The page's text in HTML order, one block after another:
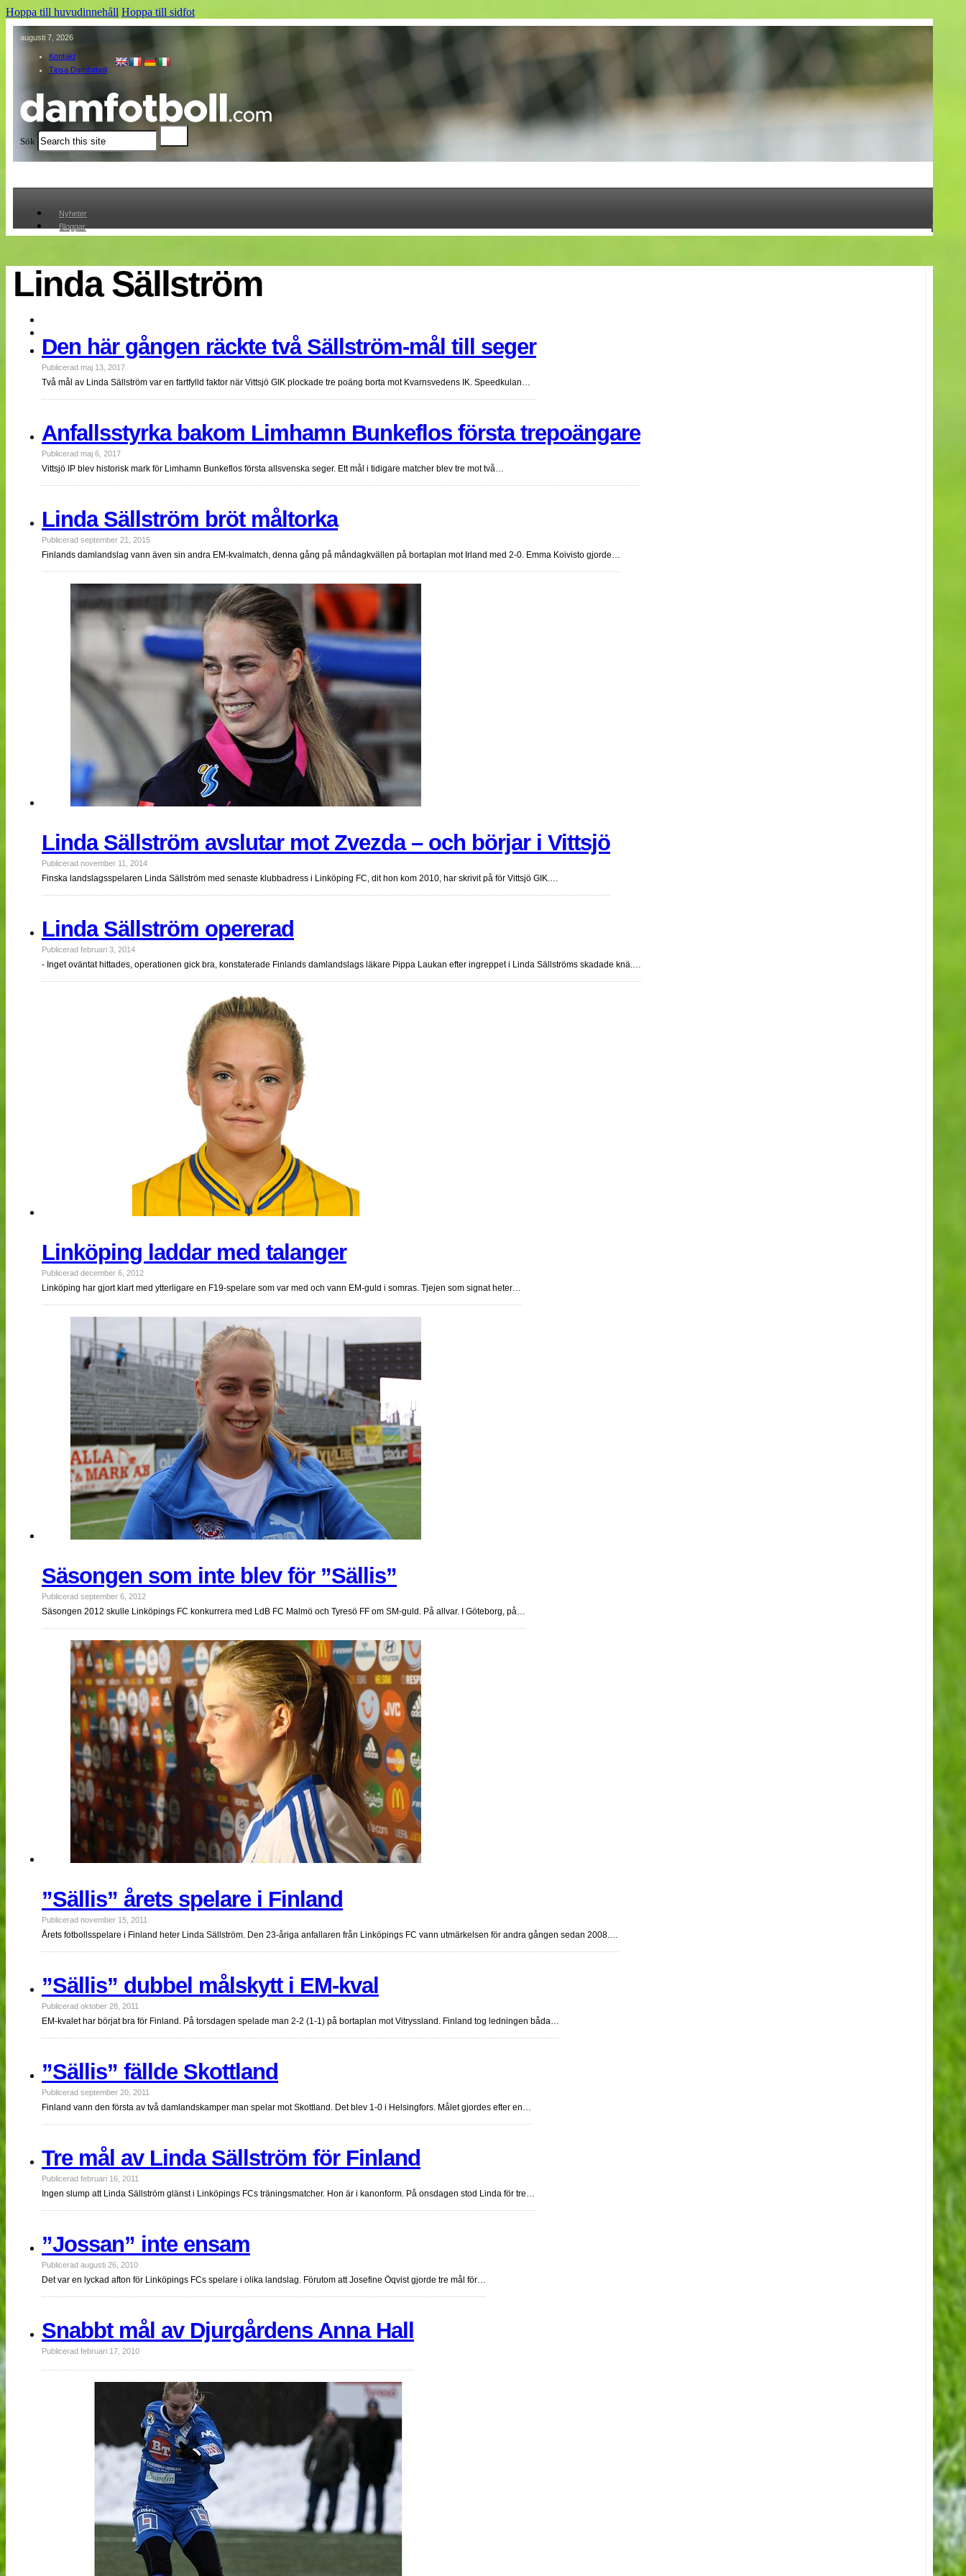
Hoppa till huvudinnehåll Hoppa till sidfot
augusti 7, 2026
Kontakt
Tipsa Damfotboll
Sök
Nyheter
Bloggar
Cuper
Medlemmar
Medlemsbilder
Split vision
Bloggar
Webb-TV
Cuper
Medlemmar
Medlemsbilder
Split vision
Linda Sällström
Den här gången räckte två Sällström-mål till seger
Publicerad maj 13, 2017
Två mål av Linda Sällström var en fartfylld faktor när Vittsjö GIK plockade tre poäng borta mot Kvarnsvedens IK. Speedkulan…
Anfallsstyrka bakom Limhamn Bunkeflos första trepoängare
Publicerad maj 6, 2017
Vittsjö IP blev historisk mark för Limhamn Bunkeflos första allsvenska seger. Ett mål i tidigare matcher blev tre mot två…
Linda Sällström bröt måltorka
Publicerad september 21, 2015
Finlands damlandslag vann även sin andra EM-kvalmatch, denna gång på måndagkvällen på bortaplan mot Irland med 2-0. Emma Koivisto gjorde…
Linda Sällström avslutar mot Zvezda – och börjar i Vittsjö
Publicerad november 11, 2014
Finska landslagsspelaren Linda Sällström med senaste klubbadress i Linköping FC, dit hon kom 2010, har skrivit på för Vittsjö GIK.…
Linda Sällström opererad
Publicerad februari 3, 2014
- Inget oväntat hittades, operationen gick bra, konstaterade Finlands damlandslags läkare Pippa Laukan efter ingreppet i Linda Sällströms skadade knä.…
Linköping laddar med talanger
Publicerad december 6, 2012
Linköping har gjort klart med ytterligare en F19-spelare som var med och vann EM-guld i somras. Tjejen som signat heter…
Säsongen som inte blev för ”Sällis”
Publicerad september 6, 2012
Säsongen 2012 skulle Linköpings FC konkurrera med LdB FC Malmö och Tyresö FF om SM-guld. På allvar. I Göteborg, på…
”Sällis” årets spelare i Finland
Publicerad november 15, 2011
Årets fotbollsspelare i Finland heter Linda Sällström. Den 23-åriga anfallaren från Linköpings FC vann utmärkelsen för andra gången sedan 2008.…
”Sällis” dubbel målskytt i EM-kval
Publicerad oktober 28, 2011
EM-kvalet har börjat bra för Finland. På torsdagen spelade man 2-2 (1-1) på bortaplan mot Vitryssland. Finland tog ledningen båda…
”Sällis” fällde Skottland
Publicerad september 20, 2011
Finland vann den första av två damlandskamper man spelar mot Skottland. Det blev 1-0 i Helsingfors. Målet gjordes efter en…
Tre mål av Linda Sällström för Finland
Publicerad februari 16, 2011
Ingen slump att Linda Sällström glänst i Linköpings FCs träningsmatcher. Hon är i kanonform. På onsdagen stod Linda för tre…
”Jossan” inte ensam
Publicerad augusti 26, 2010
Det var en lyckad afton för Linköpings FCs spelare i olika landslag. Förutom att Josefine Öqvist gjorde tre mål för…
Snabbt mål av Djurgårdens Anna Hall
Publicerad februari 17, 2010